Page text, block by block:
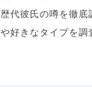
代彼氏の噂を徹底
好きなタイプを調